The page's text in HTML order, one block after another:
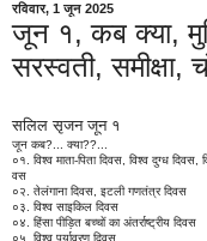
रविवार, 1 जून 2025
जून १, कब क्या,
सरस्वती, समीक्षा,
सलिल सृजन जून १
जून कब?... क्या??...
०१. विश्व माता-पिता दिवस, विश्व दुग्ध दिवस,
वस
०२. तेलंगाना दिवस, इटली गणतंत्र दिवस
०३. विश्व साइकिल दिवस
०४. हिंसा पीड़ित बच्चों का अंतर्राष्ट्रीय
०५. विश्व पर्यावरण दिवस